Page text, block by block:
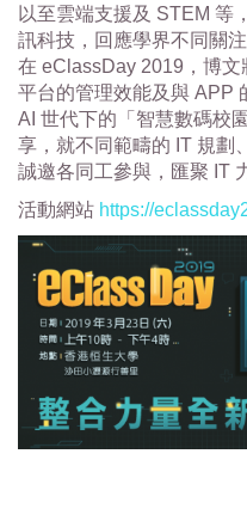
以至雲端支援及 STEM 等
訊科技，回應學界不同關注
在 eClassDay 2019，博
平台的管理效能及與 APP
AI 世代下的「智慧數碼校
享，就不同範疇的 IT 規劃
誠邀各同工參與，匯聚 IT
活動網站 https://